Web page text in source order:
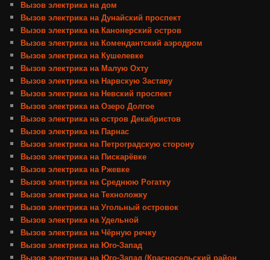
Вызов электрика на дом
Вызов электрика на Дунайский проспект
Вызов электрика на Канонерский остров
Вызов электрика на Комендантский аэродром
Вызов электрика на Кушелевке
Вызов электрика на Малую Охту
Вызов электрика на Нарвскую Заставу
Вызов электрика на Невский проспект
Вызов электрика на Озеро Долгое
Вызов электрика на остров Декабристов
Вызов электрика на Парнас
Вызов электрика на Петроградскую сторону
Вызов электрика на Пискарёвке
Вызов электрика на Ржевке
Вызов электрика на Среднюю Рогатку
Вызов электрика на Техноложку
Вызов электрика на Угольный островок
Вызов электрика на Удельной
Вызов электрика на Чёрную речку
Вызов электрика на Юго-Запад
Вызов электрика на Юго-Запад (Красносельский район